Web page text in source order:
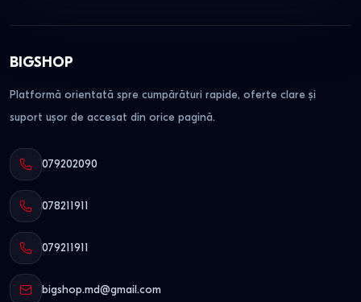
BIGSHOP
Platformă orientată spre cumpărături rapide, oferte clare și
suport ușor de accesat din orice pagină.
079202090
078211911
079211911
bigshop.md@gmail.com